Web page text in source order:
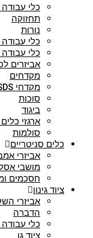
כלי עבודה
תחזוקה
נורות
כלי
כלי עבודה
אביזרים
מקדחים
מקדחי SDS
סוכות
ביגוד
ארגזי כלים
סולמות
כלים סניטריים
אביזרי
מושבי
חסכמים
ציוד גינון
אביזרי
הדברה
כלי עבודה
ציוד גן